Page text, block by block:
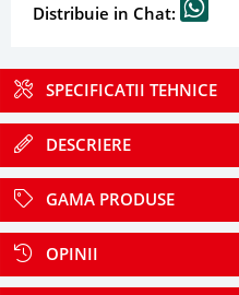
Distribuie in Chat:
SPECIFICATII TEHNICE
DESCRIERE
GAMA PRODUSE
OPINII